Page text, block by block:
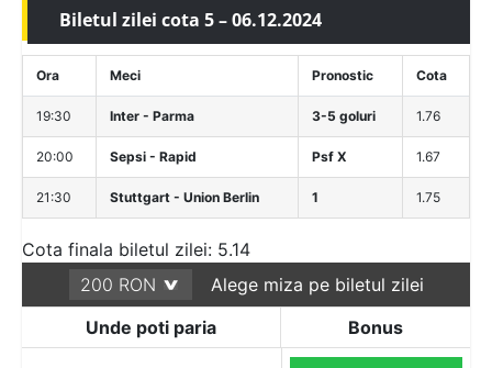
Biletul zilei cota 5 – 06.12.2024
Ora Meci Pronostic Cota
19:30 Inter - Parma 3-5 goluri 1.76
20:00 Sepsi - Rapid Psf X 1.67
21:30 Stuttgart - Union Berlin 1 1.75
Cota finala biletul zilei: 5.14
Alege miza pe biletul zilei
Unde poti paria
Bonus